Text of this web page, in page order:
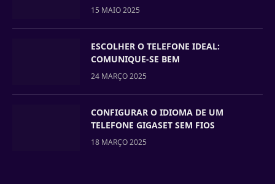
15 MAIO 2025
ESCOLHER O TELEFONE IDEAL:
COMUNIQUE-SE BEM
24 MARÇO 2025
CONFIGURAR O IDIOMA DE UM
TELEFONE GIGASET SEM FIOS
18 MARÇO 2025